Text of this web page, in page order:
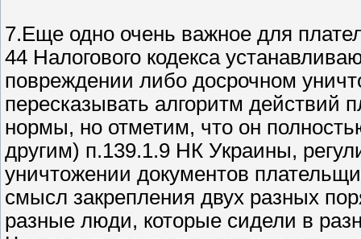
7.Еще одно очень важное для
44 Налогового кодекса
повреждении либо досрочном
пересказывать алгоритм действий
нормы, но отметим, что он
другим) п.139.1.9 НК Украины,
уничтожении документов
смысл закрепления двух разных
разные люди, которые сидели в